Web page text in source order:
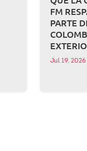
FM
PARTE
Jul 19, 2026